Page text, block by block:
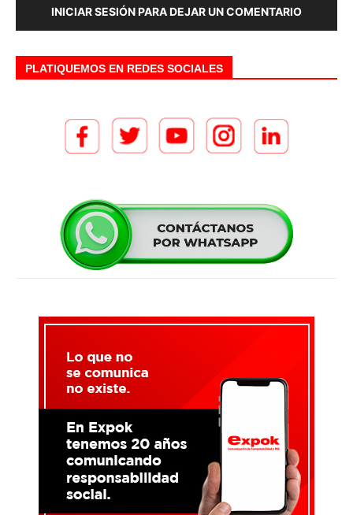
INICIAR SESIÓN PARA DEJAR UN COMENTARIO
PLATIQUEMOS EN REDES SOCIALES